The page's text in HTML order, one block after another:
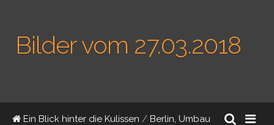
Bilder vom 27.03.2018
Ein Blick hinter die Kulissen / Berlin, Umbau